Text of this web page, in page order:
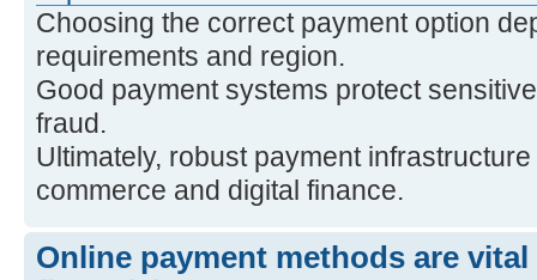
Choosing the correct payment option
requirements and region.
Good payment systems protect
fraud.
Ultimately, robust payment
commerce and digital finance.
Online payment methods are